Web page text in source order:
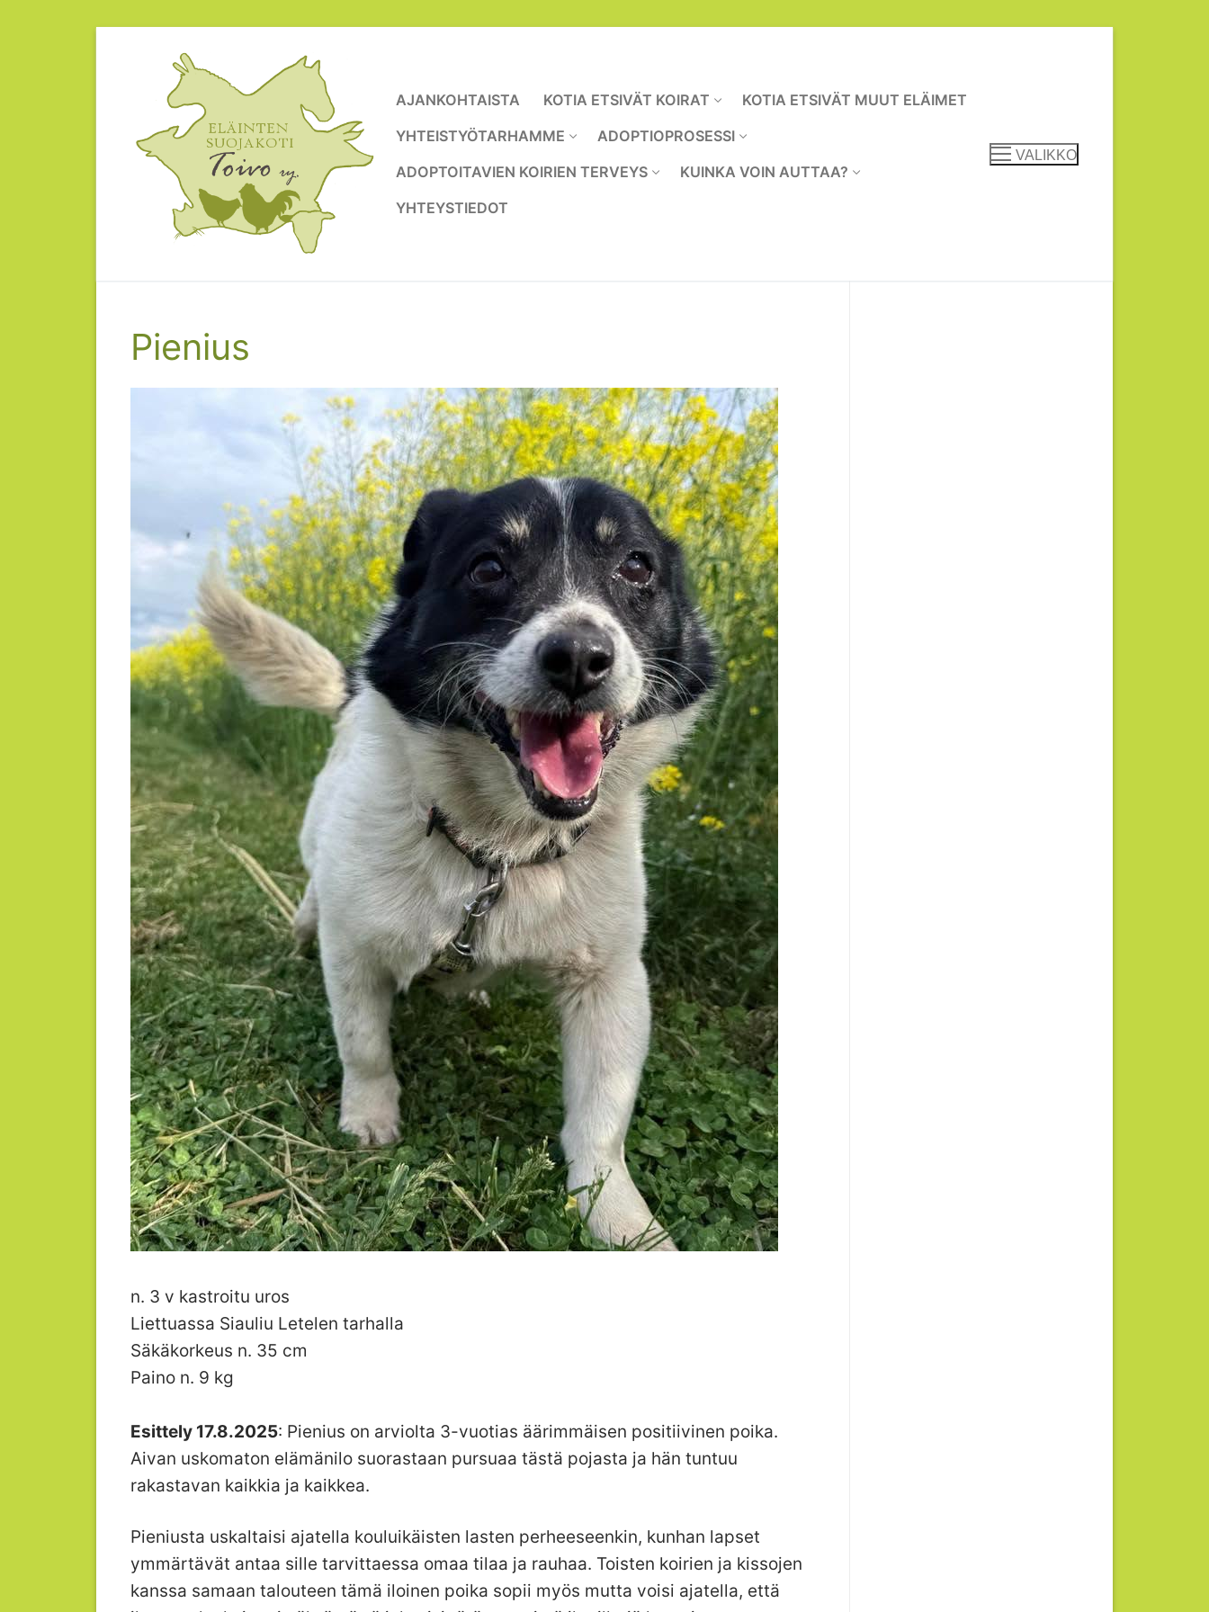
AJANKOHTAISTA KOTIA ETSIVÄT KOIRAT
KOTIA ETSIVÄT MUUT ELÄIMET
YHTEISTYÖTARHAMME
ADOPTIOPROSESSI
ADOPTOITAVIEN KOIRIEN TERVEYS
KUINKA VOIN AUTTAA?
YHTEYSTIEDOT
VALIKKO
Pienius
n. 3 v kastroitu uros
Liettuassa Siauliu Letelen tarhalla
Säkäkorkeus n. 35 cm
Paino n. 9 kg
Esittely 17.8.2025: Pienius on arviolta 3-vuotias äärimmäisen positiivinen poika.
Aivan uskomaton elämänilo suorastaan pursuaa tästä pojasta ja hän tuntuu
rakastavan kaikkia ja kaikkea.
Pieniusta uskaltaisi ajatella kouluikäisten lasten perheeseenkin, kunhan lapset
ymmärtävät antaa sille tarvittaessa omaa tilaa ja rauhaa. Toisten koirien ja kissojen
kanssa samaan talouteen tämä iloinen poika sopii myös mutta voisi ajatella, että